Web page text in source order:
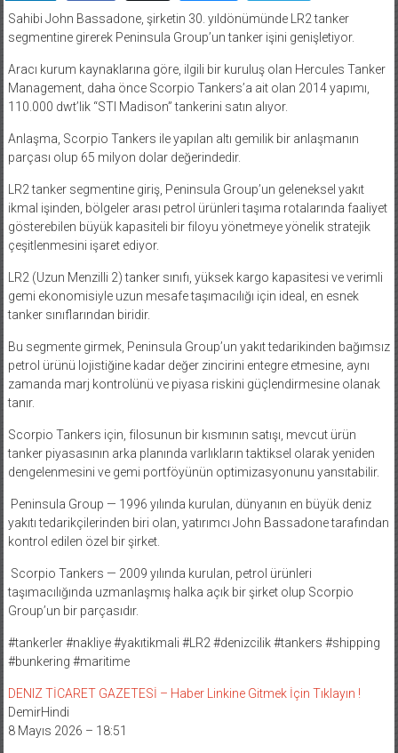
Sahibi John Bassadone, şirketin 30. yıldönümünde LR2 tanker
segmentine girerek Peninsula Group’un tanker işini genişletiyor.
Aracı kurum kaynaklarına göre, ilgili bir kuruluş olan Hercules Tanker
Management, daha önce Scorpio Tankers’a ait olan 2014 yapımı,
110.000 dwt’lik “STI Madison” tankerini satın alıyor.
Anlaşma, Scorpio Tankers ile yapılan altı gemilik bir anlaşmanın
parçası olup 65 milyon dolar değerindedir.
LR2 tanker segmentine giriş, Peninsula Group’un geleneksel yakıt
ikmal işinden, bölgeler arası petrol ürünleri taşıma rotalarında faaliyet
gösterebilen büyük kapasiteli bir filoyu yönetmeye yönelik stratejik
çeşitlenmesini işaret ediyor.
LR2 (Uzun Menzilli 2) tanker sınıfı, yüksek kargo kapasitesi ve verimli
gemi ekonomisiyle uzun mesafe taşımacılığı için ideal, en esnek
tanker sınıflarından biridir.
Bu segmente girmek, Peninsula Group’un yakıt tedarikinden bağımsız
petrol ürünü lojistiğine kadar değer zincirini entegre etmesine, aynı
zamanda marj kontrolünü ve piyasa riskini güçlendirmesine olanak
tanır.
Scorpio Tankers için, filosunun bir kısmının satışı, mevcut ürün
tanker piyasasının arka planında varlıkların taktiksel olarak yeniden
dengelenmesini ve gemi portföyünün optimizasyonunu yansıtabilir.
Peninsula Group — 1996 yılında kurulan, dünyanın en büyük deniz
yakıtı tedarikçilerinden biri olan, yatırımcı John Bassadone tarafından
kontrol edilen özel bir şirket.
Scorpio Tankers — 2009 yılında kurulan, petrol ürünleri
taşımacılığında uzmanlaşmış halka açık bir şirket olup Scorpio
Group’un bir parçasıdır.
#tankerler #nakliye #yakıtikmali #LR2 #denizcilik #tankers #shipping
#bunkering #maritime
DENIZ TİCARET GAZETESİ – Haber Linkine Gitmek İçin Tıklayın !
DemirHindi
8 Mayıs 2026 – 18:51